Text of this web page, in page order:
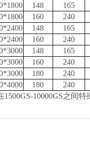
148 165
160 240
148 165
160 240
148 165
160 240
180 240
180 240
1500GS-10000GS之间